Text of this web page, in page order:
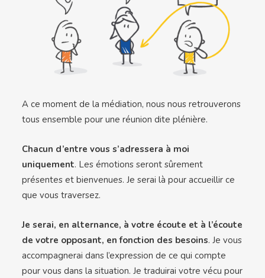
A ce moment de la médiation, nous nous retrouverons
tous ensemble pour une réunion dite plénière.
Chacun d’entre vous s’adressera à moi
uniquement. Les émotions seront sûrement
présentes et bienvenues. Je serai là pour accueillir ce
que vous traversez.
Je serai, en alternance, à votre écoute et à l’écoute
de votre opposant, en fonction des besoins. Je vous
accompagnerai dans l’expression de ce qui compte
pour vous dans la situation. Je traduirai votre vécu pour